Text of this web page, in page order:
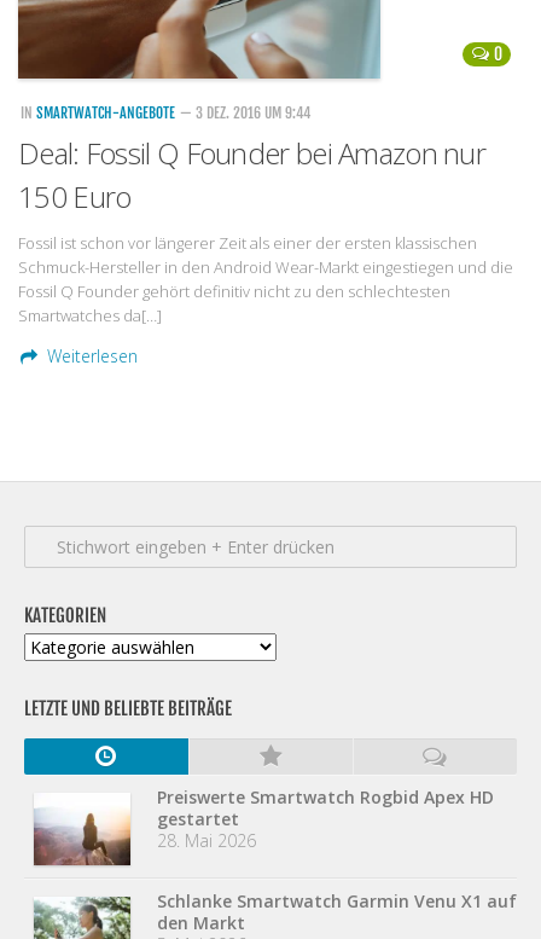
0
IN SMARTWATCH-ANGEBOTE — 3 DEZ. 2016 UM 9:44
Deal: Fossil Q Founder bei Amazon nur
150 Euro
Fossil ist schon vor längerer Zeit als einer der ersten klassischen
Schmuck-Hersteller in den Android Wear-Markt eingestiegen und die
Fossil Q Founder gehört definitiv nicht zu den schlechtesten
Smartwatches da[…]
Weiterlesen
KATEGORIEN
Kategorien
LETZTE UND BELIEBTE BEITRÄGE
Preiswerte Smartwatch Rogbid Apex HD
gestartet
28. Mai 2026
Schlanke Smartwatch Garmin Venu X1 auf
den Markt